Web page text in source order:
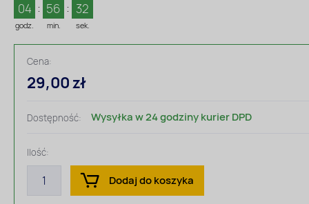
04
godz.
56
min.
32
sek.
Cena:
29,00 zł
Dostępność: Wysyłka w 24 godziny kurier DPD
Ilość:
Dodaj do koszyka